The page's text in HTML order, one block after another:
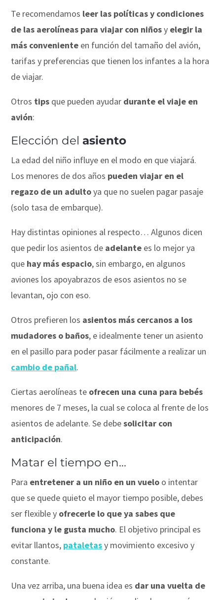
Te recomendamos leer las políticas y condiciones
de las aerolíneas para viajar con niñosy elegir la
más conveniente en función del tamaño del avión,
tarifas y preferencias que tienen los infantes a la hora
de viajar.
Otros tips que pueden ayudar durante el viaje en
avión:
Elección delasiento
La edad del niño influye en el modo en que viajará.
Los menores de dos años pueden viajar en el
regazo de un adultoya que no suelen pagar pasaje
(solo tasa de embarque).
Hay distintas opiniones al respecto… Algunos dicen
que pedir los asientos de adelante es lo mejor ya
que hay más espacio, sin embargo, en algunos
aviones los apoyabrazos de esos asientos no se
levantan, ojo con eso.
Otros prefieren los asientos más cercanos a los
mudadores o baños, e idealmente tener un asiento
en el pasillo para poder pasar fácilmente a realizar un
cambio de pañal.
Ciertas aerolíneas te ofrecen una cuna para bebés
menores de 7 meses, la cual se coloca al frente de los
asientos de adelante. Se debesolicitar con
anticipación.
Matar el tiempo en…
Para entretener a un niño en un vuelo o intentar
que se quede quieto el mayor tiempo posible, debes
ser flexible y ofrecerle lo que ya sabes que
funciona y le gusta mucho. El objetivo principal es
evitar llantos, pataletasy movimiento excesivo y
constante.
Una vez arriba, una buena idea es dar una vuelta de